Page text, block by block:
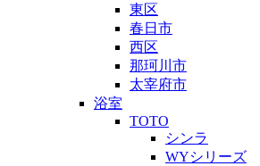
東区
春日市
西区
那珂川市
太宰府市
浴室
TOTO
シンラ
WYシリーズ